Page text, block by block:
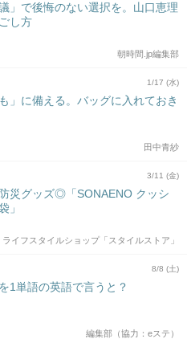
」で後悔のない選択を。山口恵理
し方
朝時間.jp編集部
1/17 (水)
」に備える。バッグに入れておき
田中青紗
3/11 (金)
災グッズ◎「SONAENO クッシ
」
ライフスタイルショップ「スタイルストア」
8/8 (土)
1単語の英語で言うと？
編集部（協力：eステ）